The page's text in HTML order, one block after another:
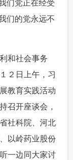
们党正在经受
们的党永远不
和社会事务
２日上午，习
教育实践活动
召开座谈会，
社科院、河北
以岭药业股份
一边同大家讨